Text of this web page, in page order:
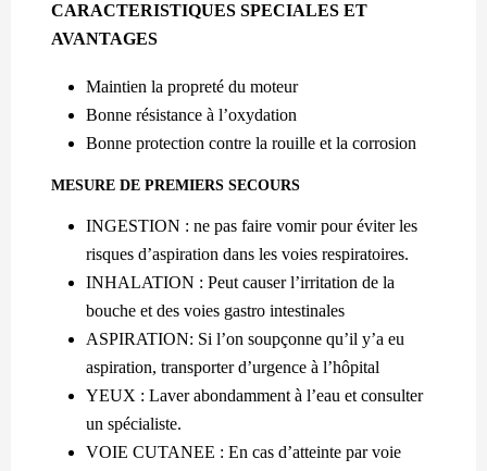
CARACTERISTIQUES SPECIALES ET
AVANTAGES
Maintien la propreté du moteur
Bonne résistance à l’oxydation
Bonne protection contre la rouille et la corrosion
MESURE DE PREMIERS SECOURS
INGESTION : ne pas faire vomir pour éviter les
risques d’aspiration dans les voies respiratoires.
INHALATION : Peut causer l’irritation de la
bouche et des voies gastro intestinales
ASPIRATION: Si l’on soupçonne qu’il y’a eu
aspiration, transporter d’urgence à l’hôpital
YEUX : Laver abondamment à l’eau et consulter
un spécialiste.
VOIE CUTANEE : En cas d’atteinte par voie